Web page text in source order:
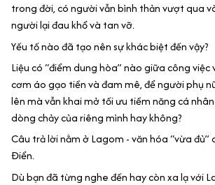
trong đời, có người vẫn bình thản vượt qua
người lại đau khổ và tan vỡ.
Yếu tố nào đã tạo nên sự khác biệt đến vậy?
Liệu có “điểm dung hòa” nào giữa công việc
cơm áo gạo tiền và đam mê, để người phụ
lên mà vẫn khai mở tối ưu tiềm năng cá
dòng chảy của riêng mình hay không?
Câu trả lời nằm ở Lagom - văn hóa “vừa đủ”
Điển.
Dù bạn đã từng nghe đến hay còn xa lạ với